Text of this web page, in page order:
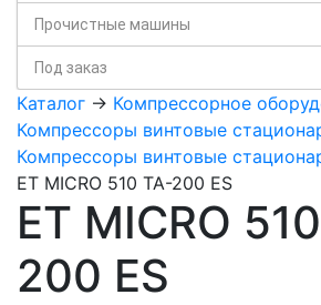
Прочистные машины
Под заказ
Каталог -> Компрессорное
Компрессоры винтовые
Компрессоры винтовые
ET MICRO 510 TA-200 ES
ET MICRO
200 ES